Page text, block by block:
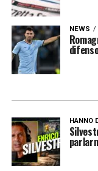
NEWS
HANNO